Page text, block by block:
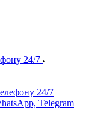
24/7
24/7
Telegram